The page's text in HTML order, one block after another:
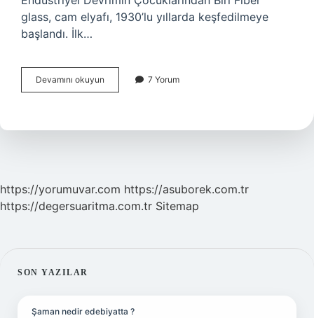
glass, cam elyafı, 1930’lu yıllarda keşfedilmeye
başlandı. İlk…
Devamını okuyun
mu
?
7 Yorum
https://yorumuvar.com https://asuborek.com.tr
https://degersuaritma.com.tr Sitemap
SIDEBAR
SON YAZILAR
Şaman nedir edebiyatta ?